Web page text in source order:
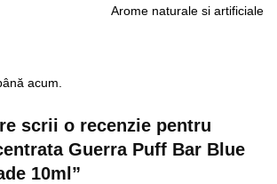
Arome naturale si artificiale
acum.
scrii o recenzie pentru
Guerra Puff Bar Blue
10ml”